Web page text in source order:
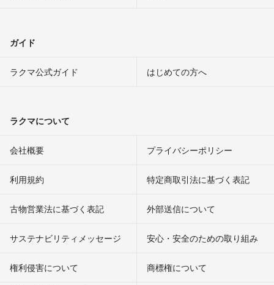
ガイド
ラクマ公式ガイド はじめての方へ
ラクマについて
会社概要 プライバシーポリシー
利用規約 特定商取引法に基づく表記
古物営業法に基づく表記 外部送信について
サステナビリティメッセージ 安心・安全のための取り組み
権利侵害について
商標権について